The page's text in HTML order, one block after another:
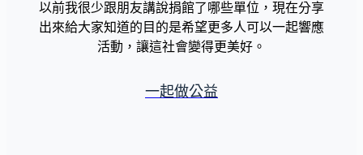
以前我很少跟朋友講說捐館了哪些單位，現在分享
出來給大家知道的目的是希望更多人可以一起響應
活動，讓這社會變得更美好。
一起做公益